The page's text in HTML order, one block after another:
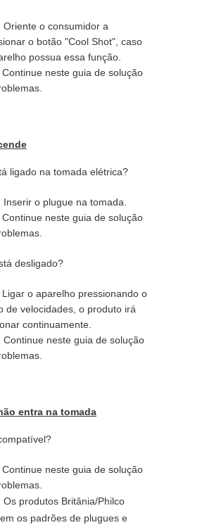
Oriente o consumidor a
o botão "Cool Shot", caso
possua essa função.
Continue neste guia de solução
ligado na tomada elétrica?
Inserir o plugue na tomada.
Continue neste guia de solução
desligado?
Ligar o aparelho pressionando o
de velocidades, o produto irá
continuamente.
Continue neste guia de solução
entra na tomada
Continue neste guia de solução
Os produtos Britânia/Philco
os padrões de plugues e